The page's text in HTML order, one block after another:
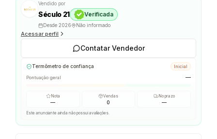
Vendido por
Século 21 Verificada
Desde 2026 Não informado
Acessar perfil
Contatar Vendedor
Termômetro de confiança Inicial
Pontuação geral —
Nota
—
Vendas
0
No prazo
—
Este anunciante ainda não possui avaliações.